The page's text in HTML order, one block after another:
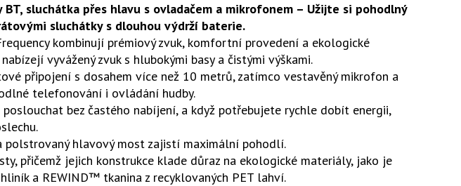
BT, sluchátka přes hlavu s ovladačem a mikrofonem – Užijte si pohodlný
sluchátky s dlouhou výdrží baterie.
kombinují prémiový zvuk, komfortní provedení a ekologické
vyvážený zvuk s hlubokými basy a čistými výškami.
připojení s dosahem více než 10 metrů, zatímco vestavěný mikrofon a
telefonování i ovládání hudby.
bez častého nabíjení, a když potřebujete rychle dobít energii,
polstrovaný hlavový most zajistí maximální pohodlí.
přičemž jejich konstrukce klade důraz na ekologické materiály, jako je
a REWIND™ tkanina z recyklovaných PET lahví.